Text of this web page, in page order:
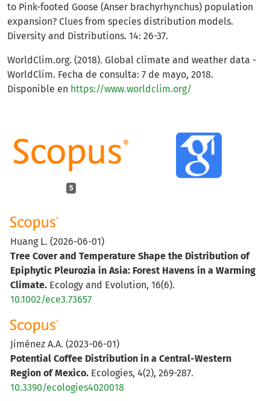
5
Huang L. (2026-06-01)
Tree Cover and Temperature Shape the Distribution of
Epiphytic Pleurozia in Asia: Forest Havens in a Warming
Climate. Ecology and Evolution, 16(6).
10.1002/ece3.73657
Jiménez A.A. (2023-06-01)
Potential Coffee Distribution in a Central-Western
Region of Mexico. Ecologies, 4(2), 269-287.
10.3390/ecologies4020018
to Pink-footed Goose (Anser brachyrhynchus) population
expansion? Clues from species distribution models.
Diversity and Distributions. 14: 26-37.
WorldClim.org. (2018). Global climate and weather data -
WorldClim. Fecha de consulta: 7 de mayo, 2018.
Disponible en https://www.worldclim.org/